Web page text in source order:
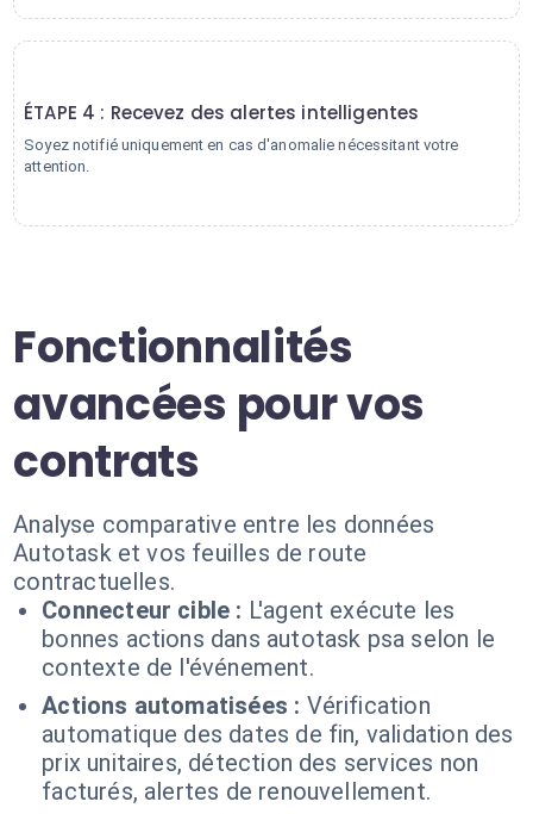
ÉTAPE 4 : Recevez des alertes intelligentes
Soyez notifié uniquement en cas d'anomalie nécessitant votre
attention.
Fonctionnalités
avancées pour vos
contrats
Analyse comparative entre les données
Autotask et vos feuilles de route
contractuelles.
Connecteur cible : L'agent exécute les
bonnes actions dans autotask psa selon le
contexte de l'événement.
Actions automatisées : Vérification
automatique des dates de fin, validation des
prix unitaires, détection des services non
facturés, alertes de renouvellement.